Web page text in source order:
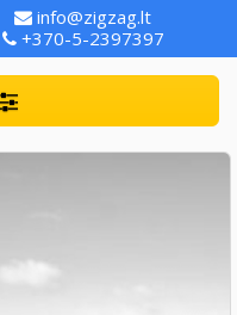
info@zigzag.lt
+370-5-2397397